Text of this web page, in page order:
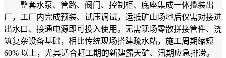
整套水泵、管路、阀门、控制柜、底座集成一体撬装出
厂，工厂内完成预装、试压调试，运抵矿山场地后仅需对接进
出水口、接通电源即可投入使用。无需现场零散拼接管件、浇
筑复杂设备基础，相比传统现场搭建疏水站，施工周期缩短
60% 以上，尤其适合赶工期的新建露天矿、汛期应急排涝。